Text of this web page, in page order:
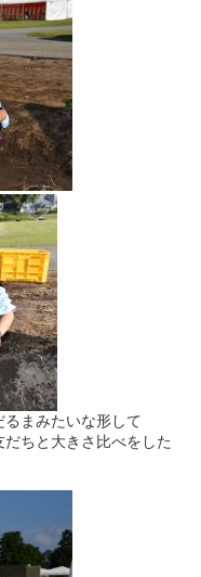
まみたいな形して
ちと大きさ比べをした